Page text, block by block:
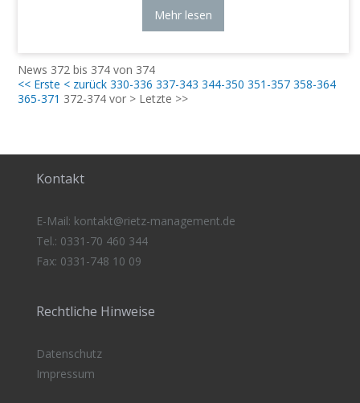
Mehr lesen
News 372 bis 374 von 374
<< Erste < zurück 330-336 337-343 344-350 351-357 358-364
365-371 372-374 vor > Letzte >>
Kontakt
E-Mail: kontakt@rietz-management.de
Tel.: 0331-70 460 344
Fax: 0331-748 10 09
Rechtliche Hinweise
Datenschutz
Impressum